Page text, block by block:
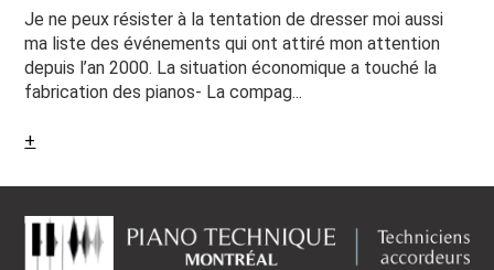
Je ne peux résister à la tentation de dresser moi aussi
ma liste des événements qui ont attiré mon attention
depuis l’an 2000. La situation économique a touché la
fabrication des pianos- La compag...
+